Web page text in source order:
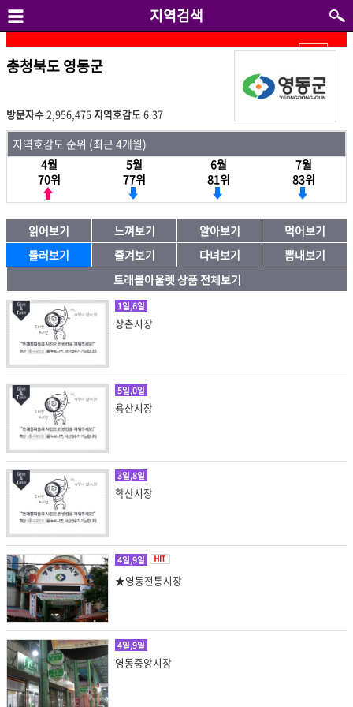
지역검색
충청북도 영동군
방문자수2,956,475지역호감도 6.37
지역호감도 순위 (최근 4개월)
4월
70위
5월
77위
6월
81위
7월
83위
읽어보기 느껴보기 알아보기
먹어보기
둘러보기
즐겨보기 다녀보기
뽐내보기
트래블아울렛 상품 전체보기
1일,6일
상촌시장
5일,0일
용산시장
3일,8일
학산시장
4일,9일
★영동전통시장
4일,9일
영동중앙시장